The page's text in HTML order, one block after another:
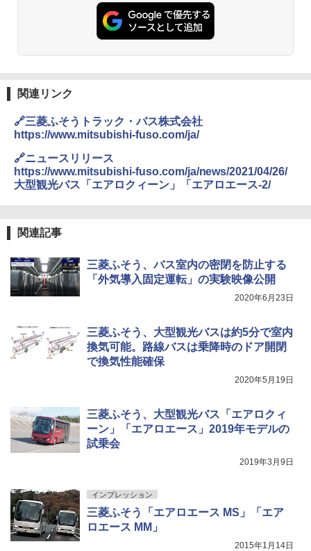
関連リンク
🔗三菱ふそうトラック・バス株式会社
https://www.mitsubishi-fuso.com/ja/
🔗ニュースリリース
https://www.mitsubishi-fuso.com/ja/news/2021/04/26/
大型観光バス「エアロクィーン」「エアロエース-2/
関連記事
三菱ふそう、バス室内の密閉を防止する
「外気導入固定運転」の実験映像公開
2020年6月23日
三菱ふそう、大型観光バスは約5分で室内
換気可能。路線バスは乗降時のドア開閉
で換気性能確保
2020年5月19日
三菱ふそう、大型観光バス「エアロクィ
ーン」「エアロエース」2019年モデルの
試乗会
2019年3月9日
インプレッション
三菱ふそう「エアロエース MS」「エア
ロエース MM」
2015年1月14日